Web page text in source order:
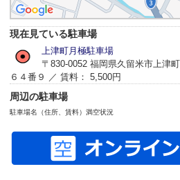
現在見ている駐車場
上津町月極駐車場
〒830-0052 福岡県久留米市上津
６４番９ ／ 賃料： 5,500円
周辺の駐車場
駐車場名（住所、賃料） 満空状況